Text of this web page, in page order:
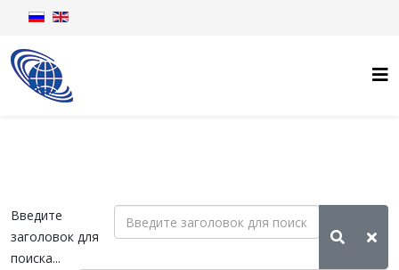
Введите
заголовок для
поиска...